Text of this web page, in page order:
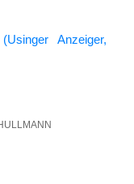
Anzei­ger,